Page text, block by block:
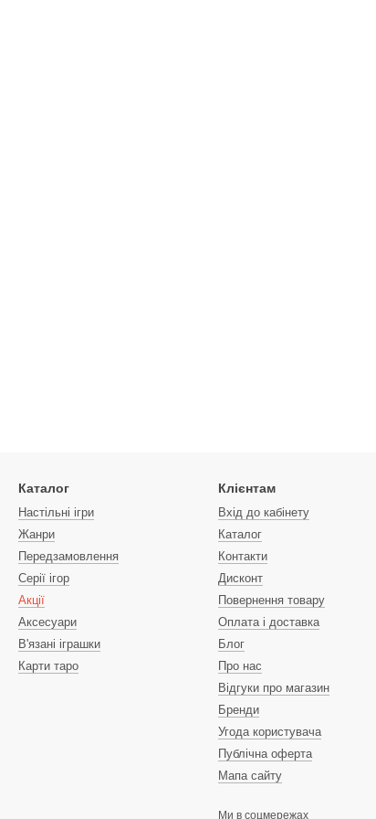
Каталог
Настільні ігри
Жанри
Передзамовлення
Серії ігор
Акції
Аксесуари
В'язані іграшки
Карти таро
Клієнтам
Вхід до кабінету
Каталог
Контакти
Дисконт
Повернення товару
Оплата і доставка
Блог
Про нас
Відгуки про магазин
Бренди
Угода користувача
Публічна оферта
Мапа сайту
Ми в соцмережах